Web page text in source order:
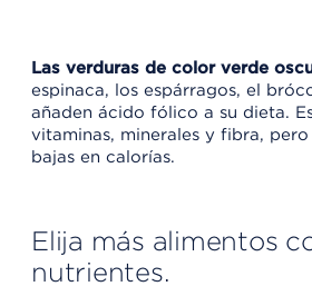
Las verduras de color verde
espinaca, los espárragos, el
añaden ácido fólico a su dieta.
vitaminas, minerales y fibra,
bajas en calorías.
Elija más alimentos
nutrientes.